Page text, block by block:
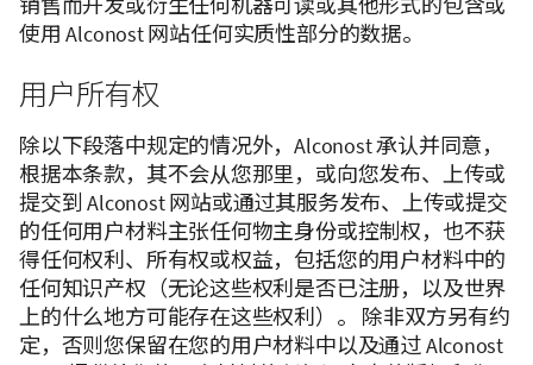
使用 Alconost 网站任何实质性部分的数据。
用户所有权
除以下段落中规定的情况外，Alconost 承认并同意，
根据本条款，其不会从您那里，或向您发布、上传或
提交到 Alconost 网站或通过其服务发布、上传或提交
的任何用户材料主张任何物主身份或控制权，也不获
得任何权利、所有权或权益，包括您的用户材料中的
任何知识产权（无论这些权利是否已注册，以及世界
上的什么地方可能存在这些权利）。 除非双方另有约
定，否则您保留在您的用户材料中以及通过 Alconost